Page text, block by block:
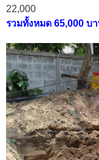
22,000
รวมทั้งหมด 65,000 บ